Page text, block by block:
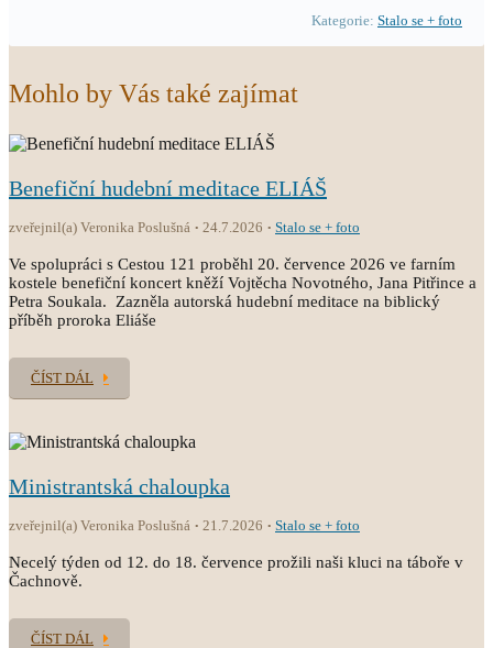
Kategorie: Stalo se + foto
Mohlo by Vás také zajímat
Benefiční hudební meditace ELIÁŠ
zveřejnil(a) Veronika Poslušná 24.7.2026 Stalo se + foto
Ve spolupráci s Cestou 121 proběhl 20. července 2026 ve farním
kostele benefiční koncert kněží Vojtěcha Novotného, Jana Pitřince a
Petra Soukala. Zazněla autorská hudební meditace na biblický
příběh proroka Eliáše
ČÍST DÁL
Ministrantská chaloupka
zveřejnil(a) Veronika Poslušná 21.7.2026 Stalo se + foto
Necelý týden od 12. do 18. července prožili naši kluci na táboře v
Čachnově.
ČÍST DÁL